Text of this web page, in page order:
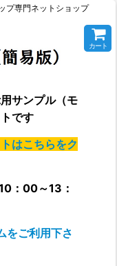
プ専門ネットショップ
サンプル（モ
です
はこちらをク
00～13：
をご利用下さ
カート